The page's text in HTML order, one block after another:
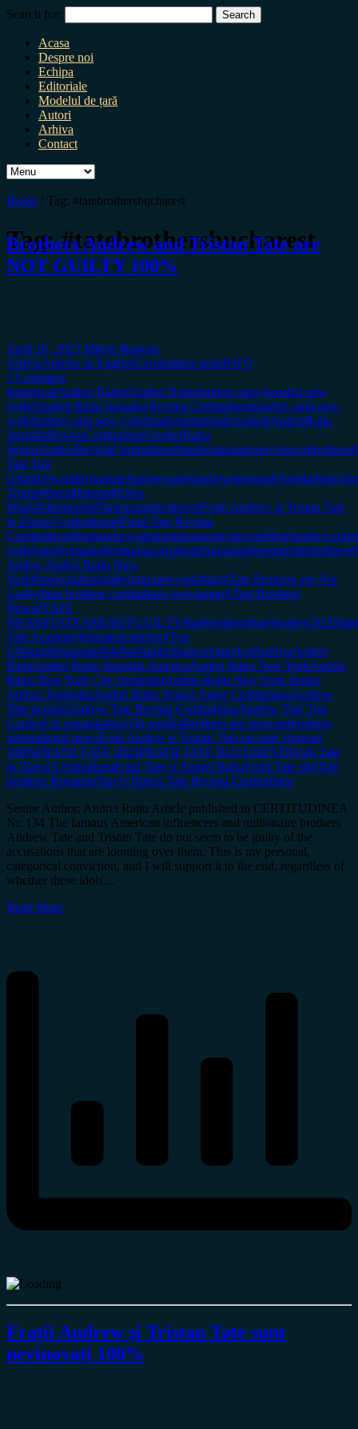
Search for:
Acasa
Despre noi
Echipa
Editoriale
Modelul de țară
Autori
Arhiva
Contact
Home / Tag: #tatebrothersbucharest
Tag:#tatebrothersbucharest
Brothers Andrew and Tristan Tate are
NOT GUILTY 100%
April 10, 2023 Miron Manega
ArhivaArticles in EnglishCertitudinea printINFO
1 Comment
#america#Andrei Rațiu#Andrei Ratiu#andrei ratiu jurnalist new
york#Andrei Ratiu Jurnalist Revista Certitudinea#andrei ratiu new
york#andrei rațiu new york#andreirațiu#andreiratiu#AndreiRațiu
JurnalistRevistaCertitudina#AndreiRatiu
SeniorAuthorRevistaCertitudinea#andreiratiuautorrevistacertitudinea
Tate Top
G#andrewandtristantate#andrewtate#andrewtatetopg#Anglia
Trump#donaldtrump#Elton
Musk#eltonmusk#famoustatebrothers#Frații Andrew şi Tristan Tate
in Ziarul Certitudinea#Fratii Tate Revista
Certitudinea#fratiiandrewsitristantatenusuntvinovati
york#onu#romania#romaniacoruption#romaniadeepstatetatebrothers
Author Andrei Ratiu New
York#seniorauthorandreiratiunewyork#tate#Tate Brothers are Not
Guilty#tate brothers certitudinea newspaper#Tate Brothers
News#TATE
NEWS#TATEARENOTGUILTY#tatebrothers#tatebrothers2023
Tate Academy#thetateacademy#Top
G#topg#tristantate#uk#un#unitedstatesofamerica#us#usaAndrei
RatiuAndrei Ratiu Jurnalist AmericaAndrei Ratiu New YorkAndrei
Ratiu New York City JournalistAndrei Rațiu New York Senior
Author JournalistAndrei Ratiu Senior Autor CertitudineaAndrew
Tate noutatiAndrew Tate Revista CertitudineaAndrew Tate Top
Garticol in romanaarticol în românăbrothers are innocentbrothers
international newsFratii Andew si Tristan Tate nu sunt vinovati
100%FRATII TATE 2023FRATII TATE BUCURESTIFrații Tate
in Ziarul CertitudineaFratii Tate si Andrei RatiuFrații Tate stiriTate
brothers RomaniaTop GTristan Tate Revista Certitudinea
Senior Author: Andrei Rațiu Article published in CERTITUDINEA
Nr. 134 The famous American influencers and millionaire brothers
Andrew Tate and Tristan Tate do not seem to be guilty of the
accusations that are looming over them. This is my personal,
categorical conviction, and I will support it to the end, regardless of
whether these idols…
Read More
Frații Andrew şi Tristan Tate sunt
nevinovați 100%